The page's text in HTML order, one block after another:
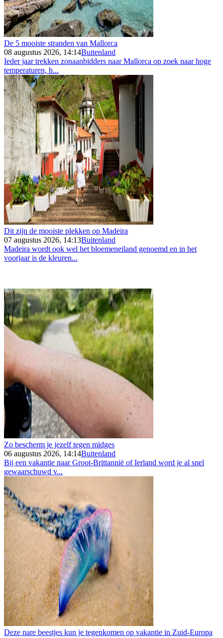
De 5 mooiste stranden van Mallorca
08 augustus 2026, 14:14Buitenland
Ieder jaar trekken zonaanbidders naar Mallorca op zoek naar hoge
temperaturen, h...
Dit zijn de mooiste plekken op Madeira
07 augustus 2026, 14:13Buitenland
Madeira wordt ook wel het bloemeneiland genoemd en in het
voorjaar is de kleuren...
Zo bescherm je jezelf tegen midges
06 augustus 2026, 14:14Buitenland
Bij een vakantie naar Groot-Brittannië of Ierland word je al snel
gewaarschuwd v...
Deze nare beestjes kun je tegenkomen op vakantie in Zuid-Europa